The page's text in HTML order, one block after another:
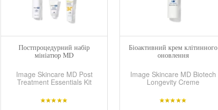
Постпроцедурний набір
мініатюр MD
Image Skincare MD Post
Treatment Essentials Kit
Біоактивний крем клітинного
оновлення
Image Skincare MD Biotech
Longevity Creme